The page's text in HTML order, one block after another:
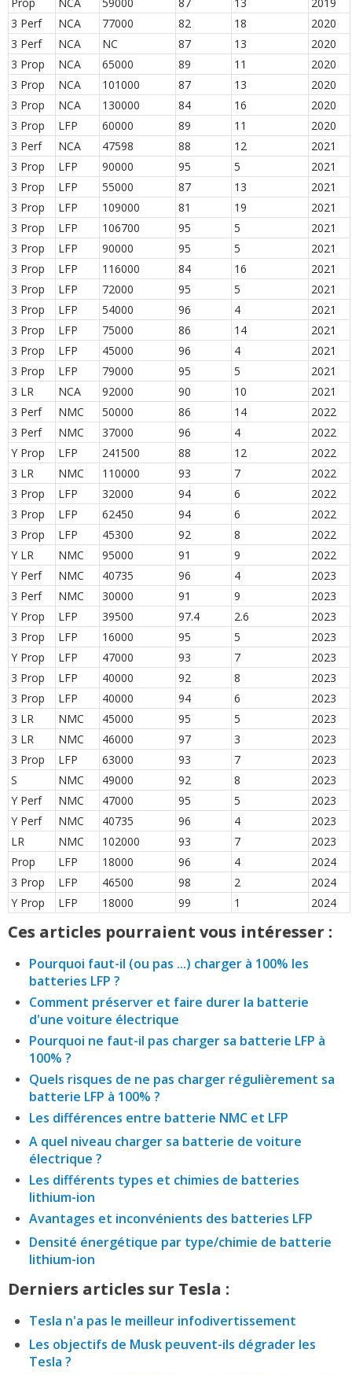
3 Perf
NCA 77000 82 18
2020
3 Perf
NCA NC 87 13
2020
3 Prop
NCA 65000 89 11
2020
3 Prop
NCA 101000 87 13
2020
3 Prop
NCA 130000 84 16
2020
3 Prop
LFP 60000 89 11
2020
3 Perf
NCA 47598 88 12
2021
3 Prop
LFP 90000 95 5
2021
3 Prop
LFP 55000 87 13
2021
3 Prop
LFP 109000 81 19
2021
3 Prop
LFP 106700 95 5
2021
3 Prop
LFP 90000 95 5
2021
3 Prop
LFP 116000 84 16
2021
3 Prop
LFP 72000 95 5
2021
3 Prop
LFP 54000 96 4
2021
3 Prop
LFP 75000 86 14
2021
3 Prop
LFP 45000 96 4
2021
3 Prop
LFP 79000 95 5
2021
3 LR
NCA 92000 90 10
2021
3 Perf
NMC 50000 86 14
2022
3 Perf
NMC 37000 96 4
2022
Y Prop
LFP 241500 88 12
2022
3 LR
NMC 110000 93 7
2022
3 Prop
LFP 32000 94 6
2022
3 Prop
LFP 62450 94 6
2022
3 Prop
LFP 45300 92 8
2022
Y LR
NMC 95000 91 9
2022
Y Perf
NMC 40735 96 4
2023
3 Perf
NMC 30000 91 9
2023
Y Prop
LFP 39500 97.4 2.6
2023
3 Prop
LFP 16000 95 5
2023
Y Prop
LFP 47000 93 7
2023
3 Prop
LFP 40000 92 8
2023
3 Prop
LFP 40000 94 6
2023
3 LR
NMC 45000 95 5
2023
3 LR
NMC 46000 97 3
2023
3 Prop
LFP 63000 93 7
2023
S
NMC 49000 92 8
2023
Y Perf
NMC 47000 95 5
2023
Y Perf
NMC 40735 96 4
2023
LR
NMC 102000 93 7
2023
Prop
LFP 18000 96 4
2024
3 Prop
LFP 46500 98 2
2024
Y Prop
LFP 18000 99 1 2024
Ces articles pourraient vous intéresser :
Pourquoi faut-il (ou pas ...) charger à 100% les
batteries LFP ?
Comment préserver et faire durer la batterie
d'une voiture électrique
Pourquoi ne faut-il pas charger sa batterie LFP à
100% ?
Quels risques de ne pas charger régulièrement sa
batterie LFP à 100% ?
Les différences entre batterie NMC et LFP
A quel niveau charger sa batterie de voiture
électrique ?
Les différents types et chimies de batteries
lithium-ion
Avantages et inconvénients des batteries LFP
Densité énergétique par type/chimie de batterie
lithium-ion
Derniers articles sur Tesla :
Tesla n'a pas le meilleur infodivertissement
Les objectifs de Musk peuvent-ils dégrader les
Tesla ?